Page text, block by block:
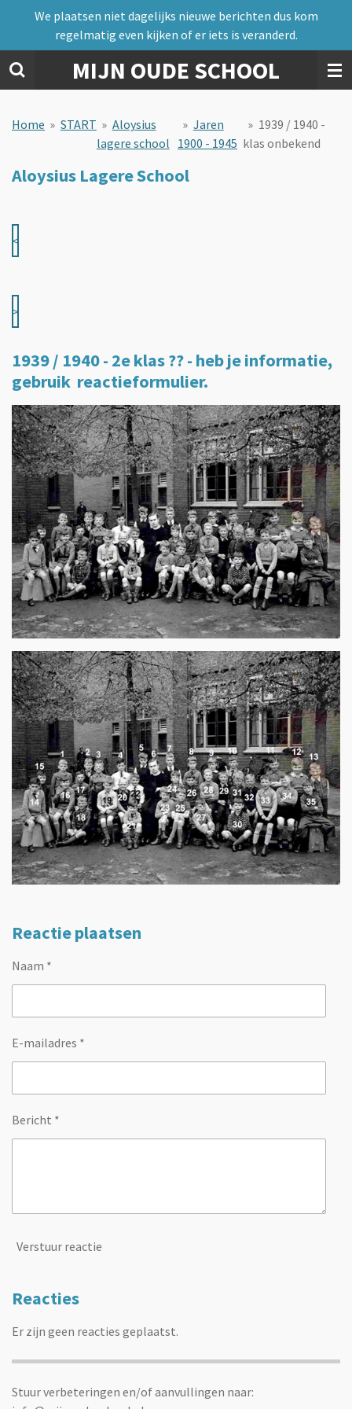
naar
de
hoofdinhoud
MIJN OUDE SCHOOL
We plaatsen niet dagelijks nieuwe berichten dus kom
regelmatig even kijken of er iets is veranderd.
Home » START » Aloysius
lagere school
» Jaren
1900 - 1945
» 1939 / 1940 -
klas onbekend
Aloysius Lagere School
<
>
1939 / 1940 - 2e klas ?? - heb je informatie,
gebruik reactieformulier.
Reactie plaatsen
Naam *
E-mailadres *
Bericht *
Verstuur reactie
Reacties
Er zijn geen reacties geplaatst.
Stuur verbeteringen en/of aanvullingen naar: